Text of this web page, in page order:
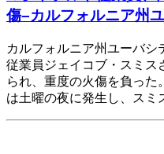
傷–カルフォルニア州
カルフォルニア州ユーバ
従業員ジェイコブ・スミス
られ、重度の火傷を負っ
は土曜の夜に発生し、ス